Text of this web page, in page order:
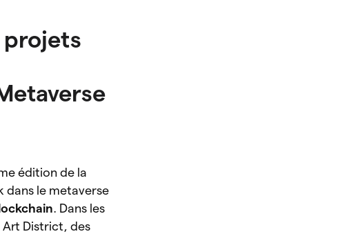
projets
édition de la
dans le metaverse
. Dans les
Art District, des